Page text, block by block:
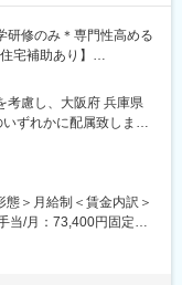
リジナルの教育システ
として基礎を身に着
くことも可能です。
ェクトマネージャー、
します。定期的な連絡
アップに入るなど、MR
体制を整えています。
数の取引メーカー：同
数があり、様々なご経
研修のみ＊専門性高める
宅補助あり】
活躍できます！
感したい
らの転職者です＞
考慮し、大阪府 兵庫県
ずれかに配属致しま
詳細2＞本社住所：東
日本橋勤務地最寄駅：
＞月給制＜賃金内訳＞
当/月：73,400円固定残